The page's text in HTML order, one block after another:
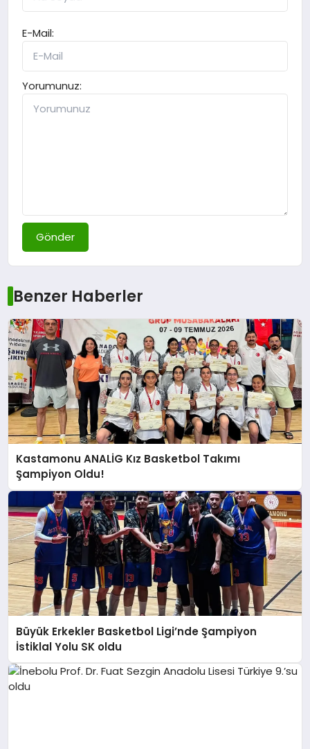
E-Mail:
Yorumunuz:
Gönder
Benzer Haberler
Kastamonu ANALİG Kız Basketbol Takımı
Şampiyon Oldu!
Büyük Erkekler Basketbol Ligi’nde Şampiyon
İstiklal Yolu SK oldu